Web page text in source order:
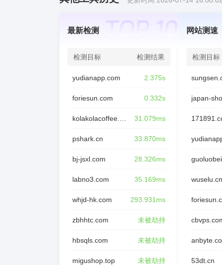
最新检测
检测目标 检测结果
yudianapp.com 2.375s
foriesun.com 0.332s
31.079ms
pshark.cn 33.870ms
bj-jsxl.com 28.326ms
labno3.com 35.169ms
whjd-hk.com 293.931ms
zbhhtc.com 未被劫持
hbsqls.com 未被劫持
migushop.top 未被劫持
网站测速
检测目标
japan-
wuselu.cn
53dt.cn